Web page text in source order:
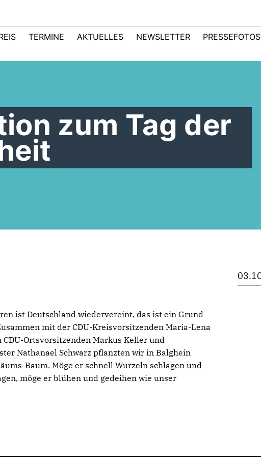
TERMINE AKTUELLES NEWSLETTER PRESSEFOTOS
zum Tag der
ist Deutschland wiedervereint, das ist ein Grund
mit der CDU-Kreisvorsitzenden Maria-Lena
CDU-Ortsvorsitzenden Markus Keller und
Nathanael Schwarz pflanzten wir in Balghein
Baum. Möge er schnell Wurzeln schlagen und
möge er blühen und gedeihen wie unser